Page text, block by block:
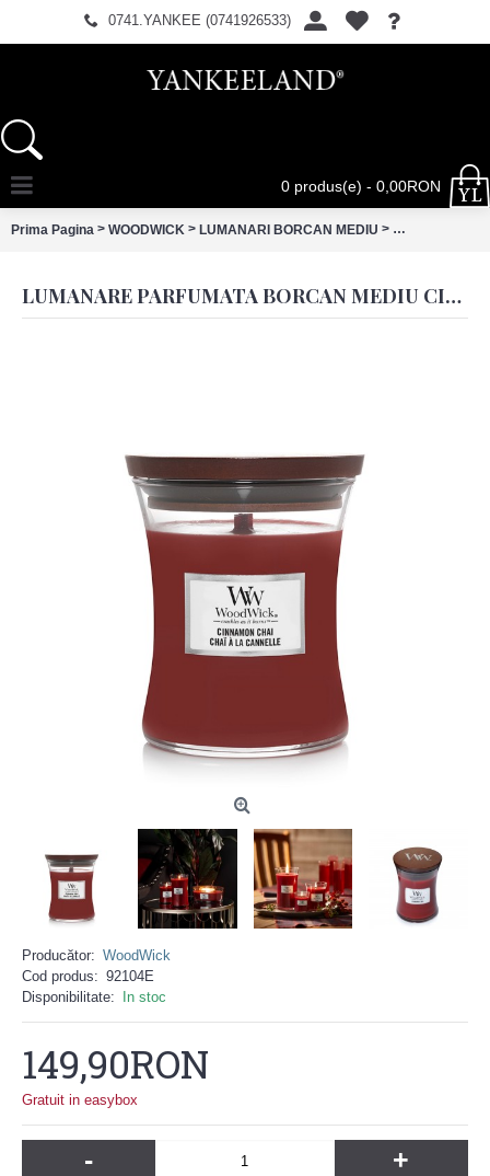
0741.YANKEE (0741926533)
0 produs(e) - 0,00RON
Prima Pagina > WOODWICK > LUMANARI BORCAN MEDIU > Lumanare
LUMANARE PARFUMATA BORCAN MEDIU CINNAMON CHAI, WOODWICK®
Producător: WoodWick
Cod produs: 92104E
Disponibilitate:
In stoc
149,90RON
Gratuit in easybox
- +